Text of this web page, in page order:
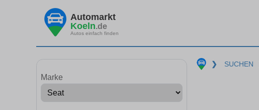
Automarkt
Koeln.de
Autos einfach finden
Marke
❯ SUCHEN